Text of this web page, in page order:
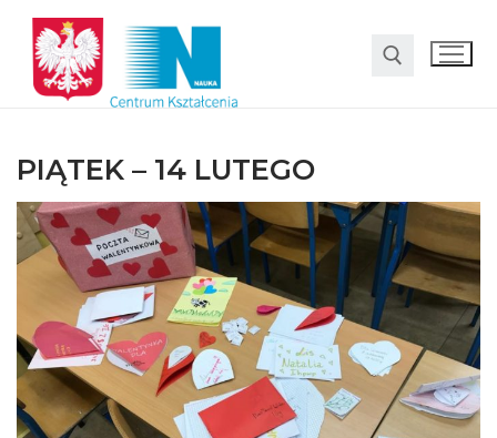
O nas
Oferta
PIĄTEK – 14 LUTEGO